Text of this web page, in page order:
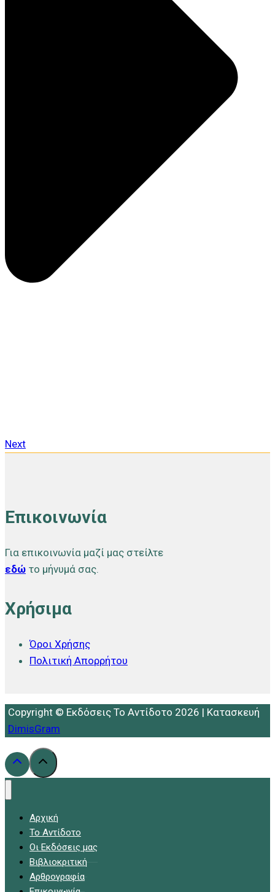
Next
Επικοινωνία
Για επικοινωνία μαζί μας στείλτε
εδώ το μήνυμά σας.
Χρήσιμα
Όροι Χρήσης
Πολιτική Απορρήτου
Copyright © Εκδόσεις Το Αντίδοτο 2026 | Κατασκευή
DimisGram
Αρχική
Το Αντίδοτο
Οι Εκδόσεις μας
Βιβλιοκριτική
Αρθρογραφία